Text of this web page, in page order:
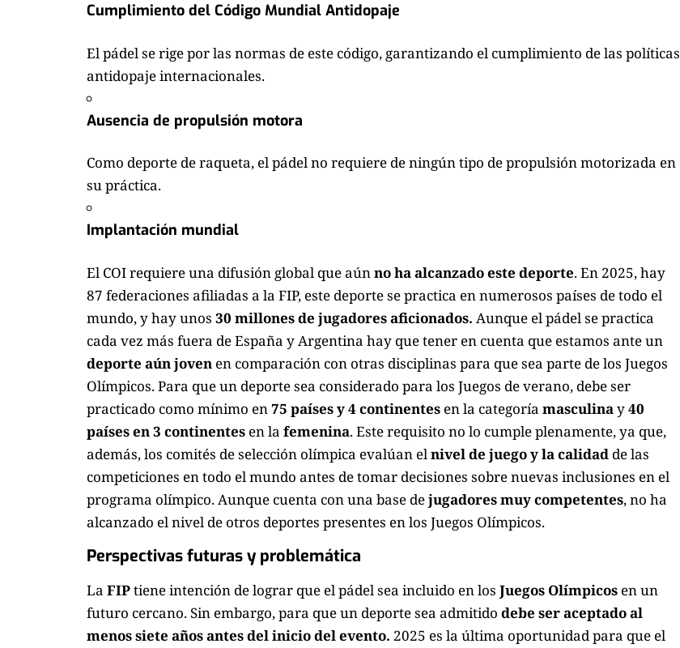
Cumplimiento del Código Mundial Antidopaje
El pádel se rige por las normas de este código, garantizando el cumplimiento de las políticas
antidopaje internacionales.
Ausencia de propulsión motora
Como deporte de raqueta, el pádel no requiere de ningún tipo de propulsión motorizada en
su práctica.
Implantación mundial
El COI requiere una difusión global que aún noha alcanzado este deporte. En 2025, hay
87 federaciones afiliadas a la FIP, este deporte se practica en numerosos países de todo el
mundo, y hay unos 30 millones de jugadores aficionados. Aunque el pádel se practica
cada vez más fuera de España y Argentina hay que tener en cuenta que estamos ante un
deporte aún joven en comparación con otras disciplinas para que sea parte de los Juegos
Olímpicos. Para que un deporte sea considerado para los Juegos de verano, debe ser
practicado como mínimo en 75 países y 4 continentes en la categoría masculina y40
países en 3 continentes en la femenina. Este requisito no lo cumple plenamente, ya que,
además, los comités de selección olímpica evalúan el nivel de juego y la calidad de las
competiciones en todo el mundo antes de tomar decisiones sobre nuevas inclusiones en el
programa olímpico. Aunque cuenta con una base dejugadores muy competentes, no ha
alcanzado el nivel de otros deportes presentes en los Juegos Olímpicos.
Perspectivas futuras y problemática
La FIPtiene intención de lograr que el pádel sea incluido en los Juegos Olímpicos en un
futuro cercano. Sin embargo, para que un deporte sea admitido debe ser aceptado al
menos siete años antes del inicio del evento. 2025 es la última oportunidad para que el